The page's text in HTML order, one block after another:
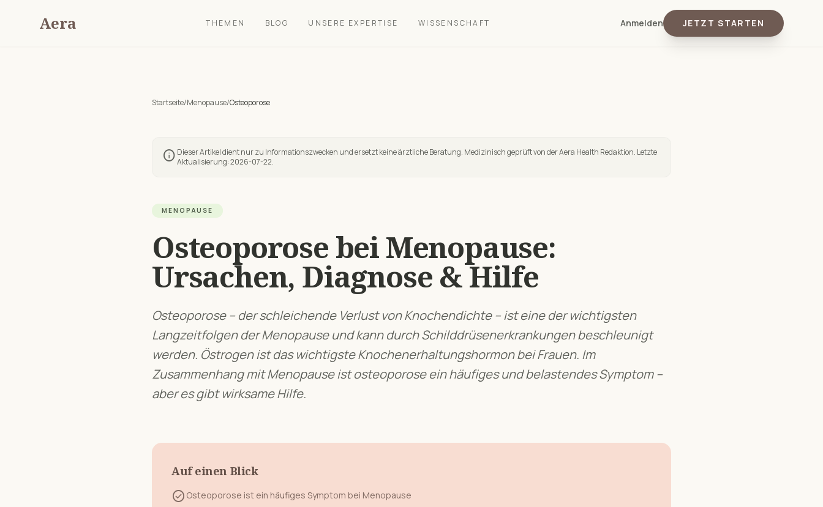
Aera THEMEN BLOG UNSERE EXPERTISE WISSENSCHAFT Anmelden JETZT STARTEN
Startseite/Menopause/Osteoporose
info Dieser Artikel dient nur zu Informationszwecken und ersetzt keine ärztliche Beratung. Medizinisch geprüft von der Aera Health Redaktion. Letzte
Aktualisierung:2026-07-22.
MENOPAUSE
Osteoporose beiMenopause:
Ursachen, Diagnose & Hilfe
Osteoporose – der schleichende Verlust von Knochendichte – ist eine der wichtigsten
Langzeitfolgen der Menopause und kann durch Schilddrüsenerkrankungen beschleunigt
werden. Östrogen ist das wichtigste Knochenerhaltungshormon bei Frauen. Im
Zusammenhang mitMenopauseistosteoporoseein häufiges und belastendes Symptom –
aber es gibt wirksame Hilfe.
Auf einen Blick
check_circle Osteoporose ist ein häufiges Symptom bei Menopause